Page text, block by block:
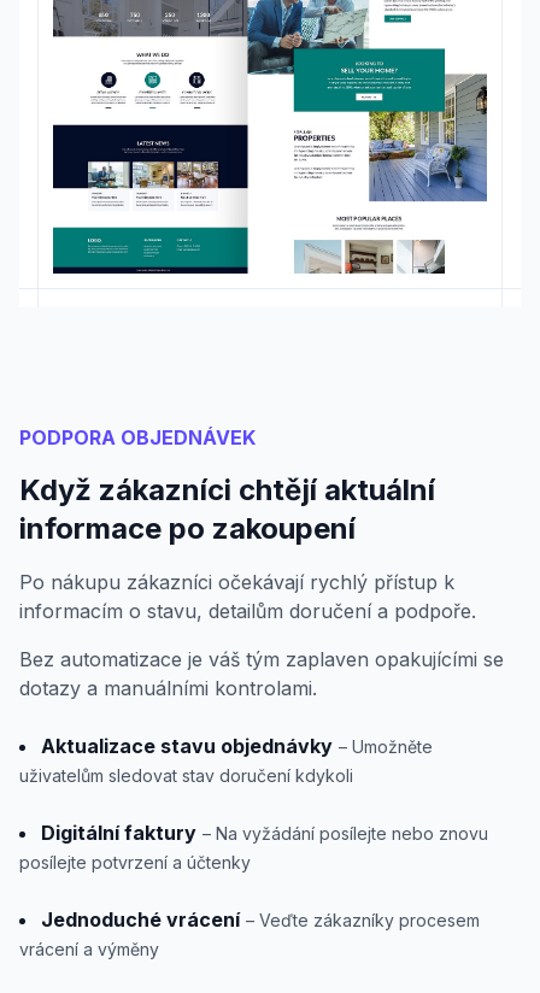
PODPORA OBJEDNÁVEK
Když zákazníci chtějí aktuální
informace po zakoupení
Po nákupu zákazníci očekávají rychlý přístup k
informacím o stavu, detailům doručení a podpoře.
Bez automatizace je váš tým zaplaven opakujícími se
dotazy a manuálními kontrolami.
Aktualizace stavu objednávky – Umožněte
uživatelům sledovat stav doručení kdykoli
Digitální faktury – Na vyžádání posílejte nebo znovu
posílejte potvrzení a účtenky
Jednoduché vrácení – Veďte zákazníky procesem
vrácení a výměny